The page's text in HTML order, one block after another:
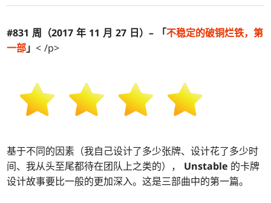
#831 周（2017 年 11 月 27 日）– 「不稳定的破铜烂铁，第
一部」< /p>
基于不同的因素（我自己设计了多少张牌、设计花了多少时
间、我从头至尾都待在团队上之类的）， Unstable 的卡牌
设计故事要比一般的更加深入。这是三部曲中的第一篇。